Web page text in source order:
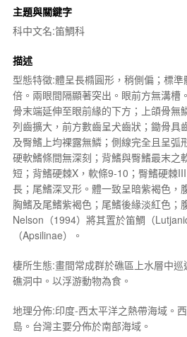
主題與關鍵字
科中文名:笛鯛科
描述
型態特徵:體呈長橢圓形，稍側偏；標
倍。兩眼間隔顯著突出。眼前方無溝槽
骨末端延伸至眼前緣的下方；上頜骨無
列齒擴大，前方數齒呈犬齒狀；鋤骨具
及臀鰭上均裸露無鱗；側線完全且呈弧
硬軟鰭條間無深刻；背鰭與臀鰭最末之
短；背鰭硬棘X，軟條9-10；臀鰭硬棘
長；尾鰭深叉形。體一致呈暗紫褐色，
胸鰭及尾鰭紫褐色；尾鰭後緣淡紅色；
Nelson（1994）將其置於笛鯛（
（Apsilinae）。
棲所生態:畫間常成群於礁區上水層中
礁洞中。以浮游動物為食。
地理分佈:印度-西太平洋之熱帶海域。
島。台灣主要分佈於南部海域。